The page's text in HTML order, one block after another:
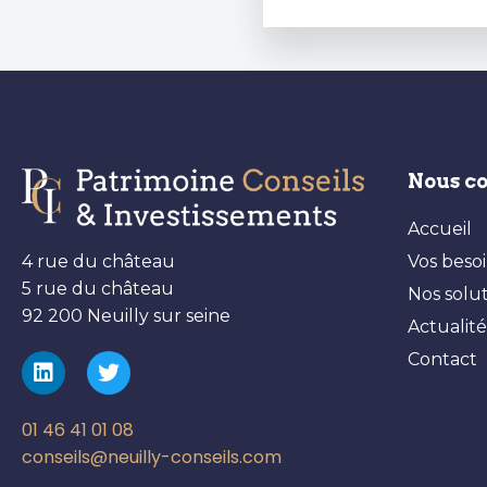
4 rue du château
5 rue du château
92 200 Neuilly sur seine
01 46 41 01 08
conseils@neuilly-conseils.com
Nous
Accueil
Vos
Nos
Contact